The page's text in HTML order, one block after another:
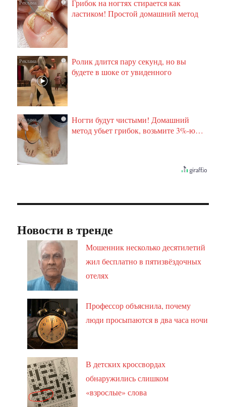
i
Грибок на ногтях стирается как
ластиком! Простой домашний метод
i
Ролик длится пару секунд, но вы
будете в шоке от увиденного
i
Ногти будут чистыми! Домашний
метод убьет грибок, возьмите 3%-ю…
Новости в тренде
Мошенник несколько десятилетий
жил бесплатно в пятизвёздочных
отелях
Профессор объяснила, почему
люди просыпаются в два часа ночи
В детских кроссвордах
обнаружились слишком
«взрослые» слова